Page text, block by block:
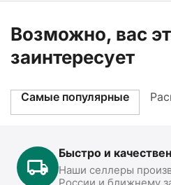
Возможно, вас
заинтересует
Самые популярные
Быстро и
Наши селлеры